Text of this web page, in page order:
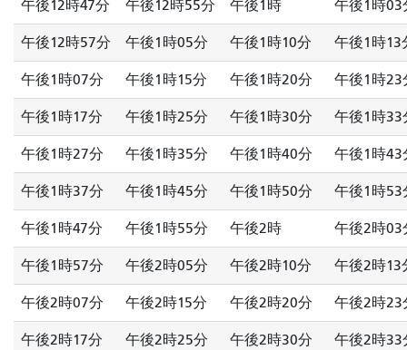
午後12時47分 午後12時55分 午後1時 午後1時03
午後12時57分 午後1時05分 午後1時10分 午後1時13
午後1時07分 午後1時15分 午後1時20分 午後1時23
午後1時17分 午後1時25分 午後1時30分 午後1時33
午後1時27分 午後1時35分 午後1時40分 午後1時43
午後1時37分 午後1時45分 午後1時50分 午後1時53
午後1時47分 午後1時55分 午後2時 午後2時03
午後1時57分 午後2時05分 午後2時10分 午後2時13
午後2時07分 午後2時15分 午後2時20分 午後2時23
午後2時17分 午後2時25分 午後2時30分 午後2時33